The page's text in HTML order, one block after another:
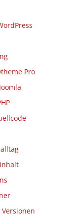
Pro
Joomla